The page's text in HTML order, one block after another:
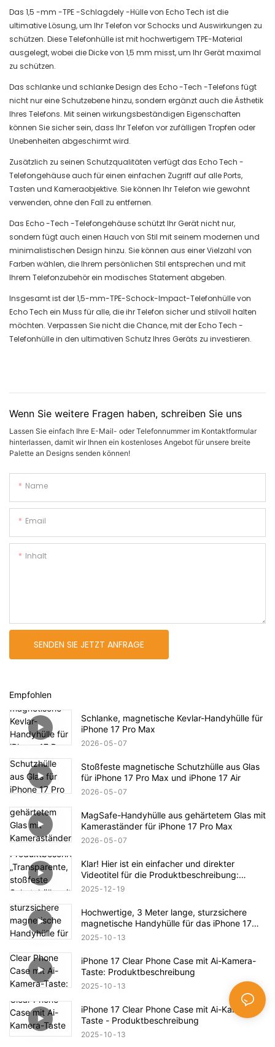
Das 1,5 -mm -TPE -Schlagdely -Hülle von Echo Tech ist die
ultimative Lösung, um Ihr Telefon vor Schocks und Auswirkungen zu
schützen. Diese Telefonhülle ist mit hochwertigem TPE-Material
ausgelegt, wobei die Dicke von 1,5 mm misst, um Ihr Gerät maximal
zu schützen.
Das schlanke und schlanke Design des Echo -Tech -Telefons fügt
nicht nur eine Schutzebene hinzu, sondern ergänzt auch die Ästhetik
Ihres Telefons. Mit seinen wirkungsbeständigen Eigenschaften
können Sie sicher sein, dass Ihr Telefon vor zufälligen Tropfen oder
Unebenheiten abgeschirmt wird.
Zusätzlich zu seinen Schutzqualitäten verfügt das Echo Tech -
Telefongehäuse auch für einen einfachen Zugriff auf alle Ports,
Tasten und Kameraobjektive. Sie können Ihr Telefon wie gewohnt
verwenden, ohne den Fall zu entfernen.
Das Echo -Tech -Telefongehäuse schützt Ihr Gerät nicht nur,
sondern fügt auch einen Hauch von Stil mit seinem modernen und
minimalistischen Design hinzu. Sie können aus einer Vielzahl von
Farben wählen, die Ihrem persönlichen Stil entsprechen und mit
Ihrem Telefonzubehör ein modisches Statement abgeben.
Insgesamt ist der 1,5-mm-TPE-Schock-Impact-Telefonhülle von
Echo Tech ein Muss für alle, die ihr Telefon sicher und stilvoll halten
möchten. Verpassen Sie nicht die Chance, mit der Echo Tech -
Telefonhülle in den ultimativen Schutz Ihres Geräts zu investieren.
Wenn Sie weitere Fragen haben, schreiben Sie uns
Lassen Sie einfach Ihre E-Mail- oder Telefonnummer im Kontaktformular
hinterlassen, damit wir Ihnen ein kostenloses Angebot für unsere breite
Palette an Designs senden können!
Name
Email
Inhalt
SENDEN SIE JETZT ANFRAGE
Empfohlen
Schlanke, magnetische Kevlar-Handyhülle für
iPhone 17 Pro Max
2026 05 07
Stoßfeste magnetische Schutzhülle aus Glas
für iPhone 17 Pro Max und iPhone 17 Air
2026 05 07
MagSafe-Handyhülle aus gehärtetem Glas mit
Kameraständer für iPhone 17 Pro Max
2026 05 07
Klar! Hier ist ein einfacher und direkter
Videotitel für die Produktbeschreibung:
„Transparente, stoßfeste Schutzhülle mit
Vollständige Produktübersicht“
2025 12 19
Hochwertige, 3 Meter lange, sturzsichere
magnetische Handyhülle für das iPhone 17
Pro Max – Produktbeschreibung
2025 10 13
iPhone 17 Clear Phone Case mit Ai-Kamera-
Taste: Produktbeschreibung
2025 10 13
iPhone 17 Clear Phone Case mit Ai-Kamera-
Taste - Produktbeschreibung
2025 10 13